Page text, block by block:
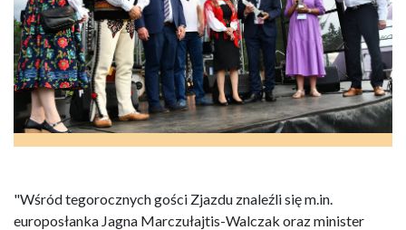
"Wśród tegorocznych gości Zjazdu znaleźli się m.in.
europosłanka Jagna Marczułajtis-Walczak oraz minister